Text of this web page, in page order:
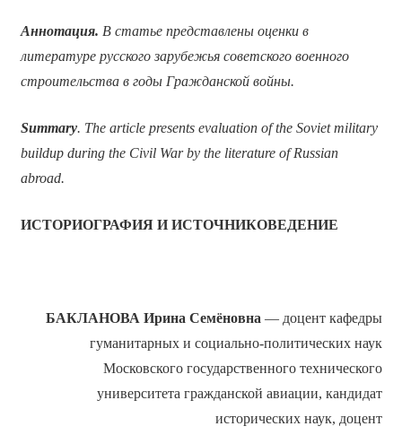
Аннотация. В статье представлены оценки в
литературе русского зарубежья советского военного
строительства в годы Гражданской войны.
Summary. The article presents evaluation of the Soviet military
buildup during the Civil War by the literature of Russian
abroad.
ИСТОРИОГРАФИЯ И ИСТОЧНИКОВЕДЕНИЕ
БАКЛАНОВА Ирина Семёновна — доцент кафедры
гуманитарных и социально-политических наук
Московского государственного технического
университета гражданской авиации, кандидат
исторических наук, доцент